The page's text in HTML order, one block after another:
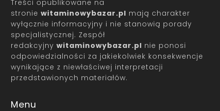
Treści opublikowane na
stroniewitaminowybazar.pl mają charakter
wyłącznie informacyjny i nie stanowią porady
specjalistycznej. Zespół
redakcyjnywitaminowybazar.pl nie ponosi
odpowiedzialności za jakiekolwiek konsekwencje
wynikające z niewłaściwej interpretacji
przedstawionych materiałów.
Menu